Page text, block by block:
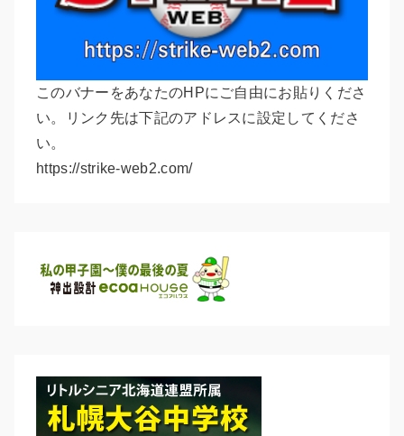
このバナーをあなたのHPにご自由にお貼りくださ
い。リンク先は下記のアドレスに設定してくださ
い。
https://strike-web2.com/